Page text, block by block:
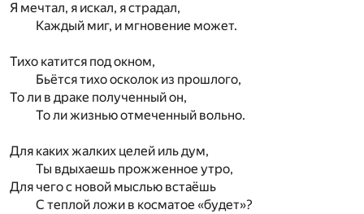
Я мечтал, я искал, я страдал,
Каждый миг, и мгновение может.
Тихо катится под окном,
Бьётся тихо осколок из прошлого,
То ли в драке полученный он,
То ли жизнью отмеченный вольно.
Для каких жалких целей иль дум,
Ты вдыхаешь прожженное утро,
Для чего с новой мыслью встаёшь
С теплой ложи в косматое «будет»?